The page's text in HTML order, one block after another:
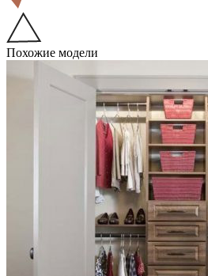
Похожие модели